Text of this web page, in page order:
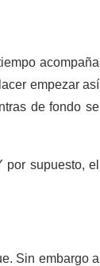
acompaña
empezar así
de fondo se
supuesto, el
Sin embargo a